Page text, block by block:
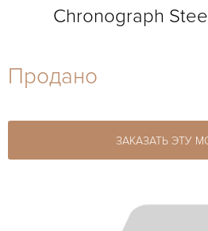
27-44
Chronograph
Продано
ЗАКАЗАТЬ ЭТУ